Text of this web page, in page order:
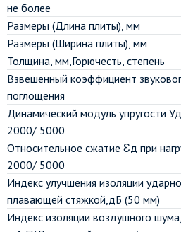
не более
Размеры (Длина плиты), мм
Размеры (Ширина плиты), мм
Толщина, мм,Горючесть, степень
Взвешенный коэффициент
поглощения
Динамический модуль упругости
2000/ 5000
Относительное сжатие Ɛд при
2000/ 5000
Индекс улучшения изоляции
плавающей стяжкой,дБ (50 мм)
Индекс изоляции воздушного